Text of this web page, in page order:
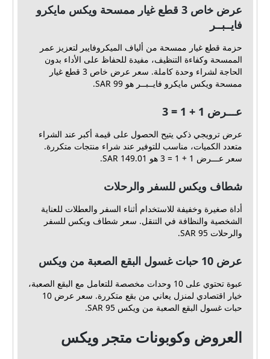
عرض خاص 3 قطع غيار ممسحة ويكس مايكرو
فايــبــر
حزمة قطع غيار ممسحة من ألياف الميكروفايبر لتعزيز عمر
الممسحة وكفاءة التنظيف، مفيدة للحفاظ على الأداء بدون
الحاجة لشراء وحدة كاملة. سعر عرض خاص 3 قطع غيار
ممسحة ويكس مايكرو فايــبــر هو 99 SAR.
عـــرض 1 + 1 = 3
عرض ترويجي ذكي يتيح الحصول على قيمة أكبر عند الشراء
متعدد الكميات، مناسب للتوفير عند شراء منتجات متكررة.
سعر عـــرض 1 + 1 = 3 هو 149.01 SAR.
شطاف ويكس للسفر والرحلات
أداة صغيرة وخفيفة للاستخدام أثناء السفر والعطلات للعناية
الشخصية والنظافة في التنقل. سعر شطاف ويكس للسفر
والرحلات 95 SAR.
عرض 10 حبات غسول البقع الصعبة من ويكس
عبوة تحتوي على 10 وحدات مخصصة للتعامل مع البقع الصعبة،
خيار اقتصادي لمنزل يعاني من بقع متكررة. سعر عرض 10
حبات غسول البقع الصعبة من ويكس 95 SAR.
العروض وكوبونات متجر ويكس